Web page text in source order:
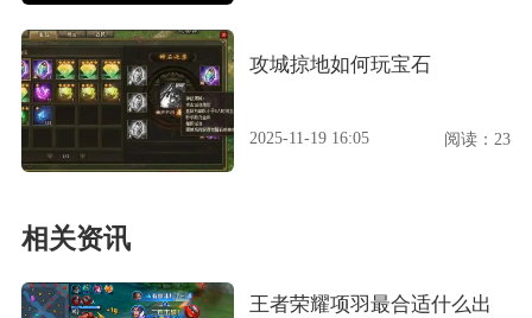
攻城掠地如何玩宝石
2025-11-19 16:05 阅读：23
相关资讯
王者荣耀项羽最合适什么出